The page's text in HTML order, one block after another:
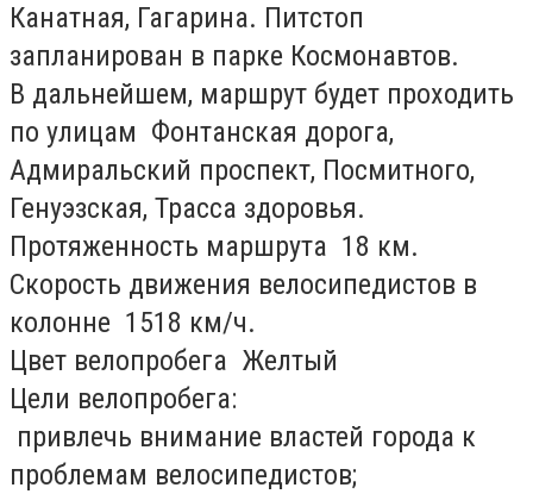
Канатная, Гагарина. Пит­стоп
запланирован в парке Космонавтов.
В дальнейшем, маршрут будет проходить
по улицам ­ Фонтанская дорога,
Адмиральский проспект, Посмитного,
Генуэзская, Трасса здоровья.
Протяженность маршрута ­ 18 км.
Скорость движения велосипедистов в
колонне ­ 15­18 км/ч.
Цвет велопробега ­ Желтый
Цели велопробега:
­ привлечь внимание властей города к
проблемам велосипедистов;